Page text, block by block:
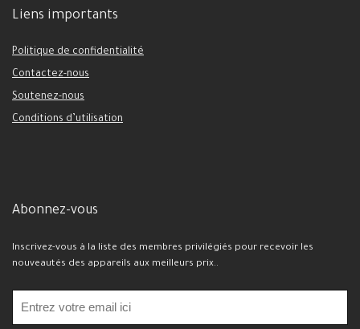
Liens importants
Politique de confidentialité
Contactez-nous
Soutenez-nous
Conditions d’utilisation
Abonnez-vous
Inscrivez-vous à la liste des membres privilégiés pour recevoir les
nouveautés des appareils aux meilleurs prix..